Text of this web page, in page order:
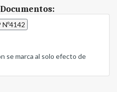
Nº4142
se marca al solo efecto de